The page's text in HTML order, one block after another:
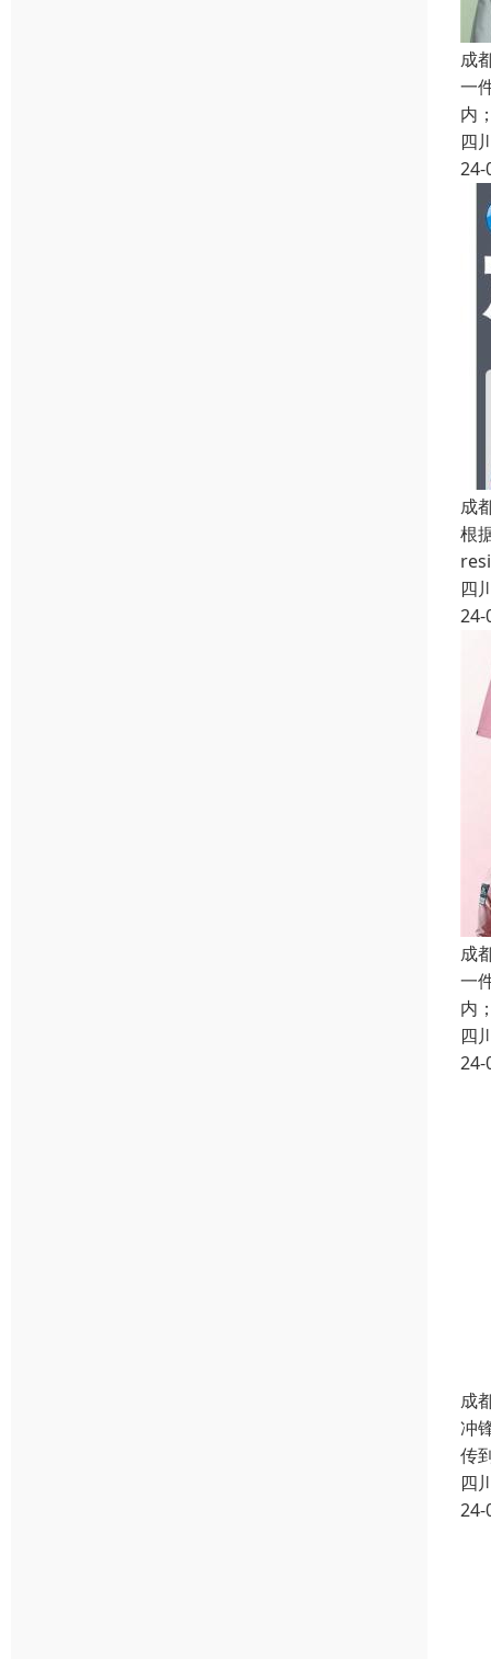
成
一
内
四
24-
成
根
四
24-
成
一
内
四
24-
成
冲
传
四
24-